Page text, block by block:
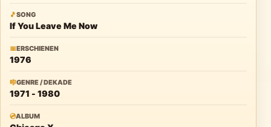
🎵SONG
If You Leave Me Now
📅ERSCHIENEN
1976
🎼GENRE / DEKADE
1971 - 1980
💿ALBUM